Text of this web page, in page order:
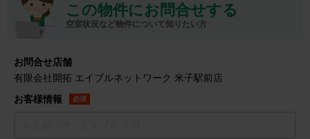
この物件にお問合せする
空室状況など物件について知りたい方
お問合せ店舗
有限会社開拓 エイブルネットワーク 米子駅前店
お客様情報
必須